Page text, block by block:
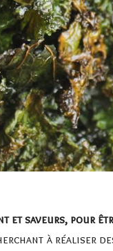
et saveurs, pour
à réaliser